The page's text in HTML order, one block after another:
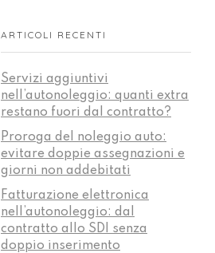
ARTICOLI RECENTI
Servizi aggiuntivi
nell’autonoleggio: quanti extra
restano fuori dal contratto?
Proroga del noleggio auto:
evitare doppie assegnazioni e
giorni non addebitati
Fatturazione elettronica
nell’autonoleggio: dal
contratto allo SDI senza
doppio inserimento